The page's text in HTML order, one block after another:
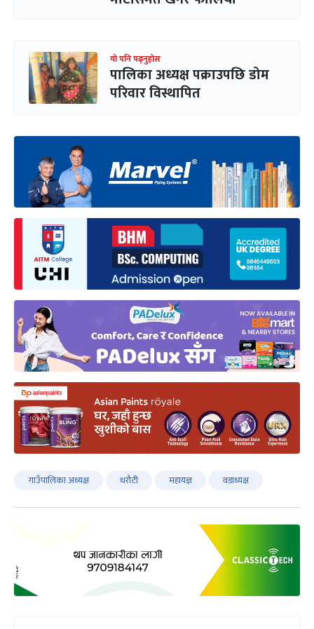
यो पनि पढ्नुहोस
पालिका अध्यक्ष पक्राउपछि डोम
परिवार विस्थापित
गाउँपालिका अध्यक्ष धरौटी महायज्ञ वडाध्यक्ष